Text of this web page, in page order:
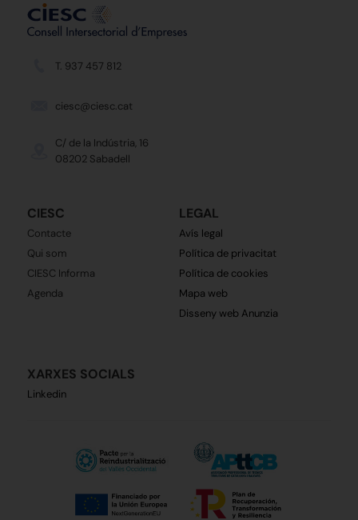
T. 937 457 812
ciesc@ciesc.cat
C/ de la Indústria, 16
08202 Sabadell
CIESC
Contacte
Qui som
CIESC Informa
Agenda
XARXES SOCIALS
Linkedin
LEGAL
Avís legal
Política de privacitat
Política de cookies
Mapa web
Disseny web Anunzia